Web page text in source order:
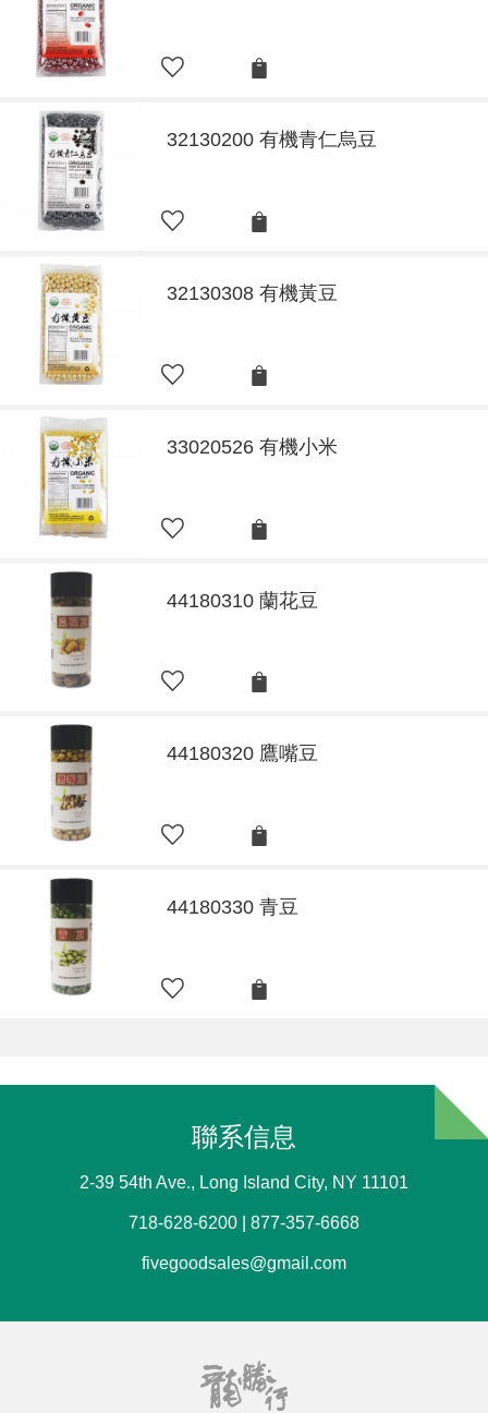
32130200 有機青仁烏豆
32130308 有機黃豆
33020526 有機小米
44180310 蘭花豆
44180320 鷹嘴豆
44180330 青豆
聯系信息
2-39 54th Ave., Long Island City, NY 11101
718-628-6200 | 877-357-6668
fivegoodsales@gmail.com